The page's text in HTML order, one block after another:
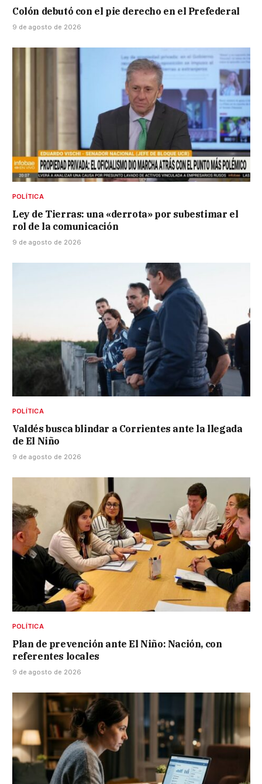
Colón debutó con el pie derecho en el Prefederal
9 de agosto de 2026
POLÍTICA
Ley de Tierras: una «derrota» por subestimar el
rol de la comunicación
9 de agosto de 2026
POLÍTICA
Valdés busca blindar a Corrientes ante la llegada
de El Niño
9 de agosto de 2026
POLÍTICA
Plan de prevención ante El Niño: Nación, con
referentes locales
9 de agosto de 2026